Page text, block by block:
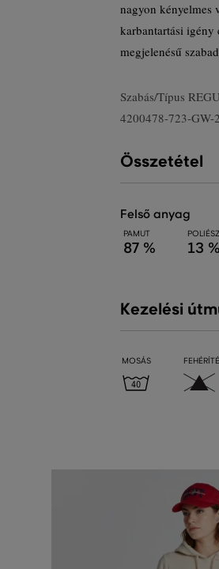
nagyon kényelmes
karbantartási igény
megjelenésű
Szabás/Típus
4200478-723-GW-
Összetétel
felső anyag
PAMUT
87 % 13 %
Kezelési
MOSÁS